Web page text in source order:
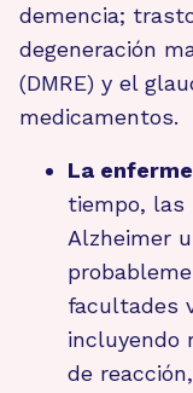
demencia;
degeneración
(DMRE) y el
medicamentos.
La
tiempo, las
Alzheimer
facultades
incluyendo
de